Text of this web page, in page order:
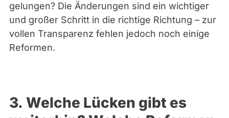
gelungen? Die Änderungen sind ein wichtiger
und großer Schritt in die richtige Richtung – zur
vollen Transparenz fehlen jedoch noch einige
Reformen.
3. Welche Lücken gibt es